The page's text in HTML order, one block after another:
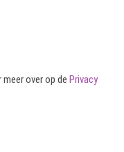
meer over op dePrivacy